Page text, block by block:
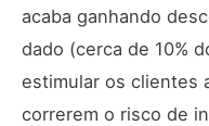
acaba ganhando
dado (cerca de 10%
estimular os clientes
correrem o risco de